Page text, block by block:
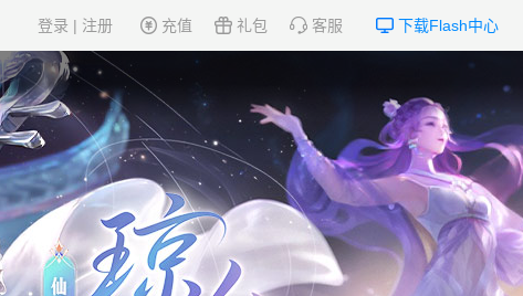
下载Flash中心
客服
礼包
充值
登录 | 注册